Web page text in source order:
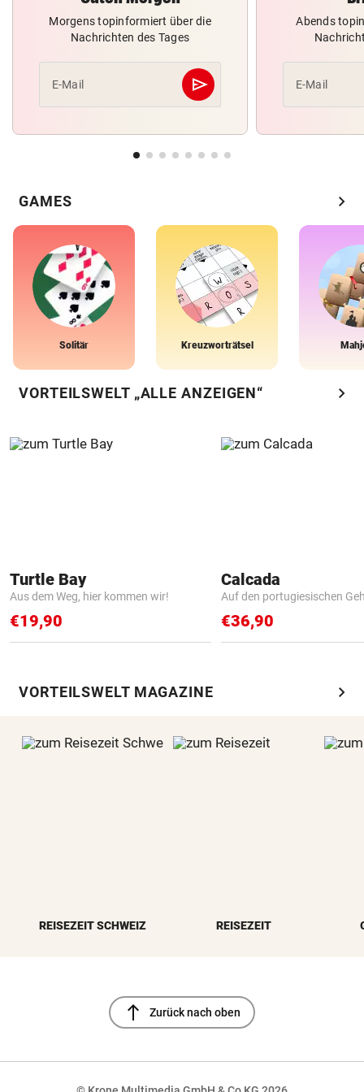
Morgens topinformiert über die
Nachrichten des Tages
E-Mail send
Abschicken
Abends
E-Mail
GAMES chevron_right
Solitär Kreuzworträtsel
VORTEILSWELT „ALLE ANZEIGEN“ chevron_right
Turtle Bay
Aus dem Weg, hier kommen wir!
€19,90
Calcada
Auf den portugiesischen
€36,90
VORTEILSWELT MAGAZINE chevron_right
REISEZEIT SCHWEIZ REISEZEIT
north Zurück nach oben